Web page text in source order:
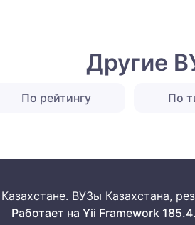
Другие
По рейтингу По
ВУЗы Казахстана,
Работает на Yii Framework